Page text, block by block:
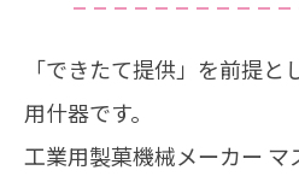
「できたて提供」を前提
用什器です。
工業用製菓機械メーカー